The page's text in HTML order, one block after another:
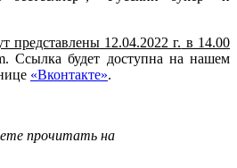
представлены12.04.2022 г. в 14.00
Ссылка будет доступна на нашем
«Вконтакте».
прочитать на